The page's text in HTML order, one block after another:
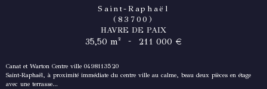
Saint-Raphaël
(83700)
HAVRE DE PAIX
35,50 m² - 211 000 €
Canat et Warton Centre ville 0498113520
Saint-Raphaël, à proximité immédiate du centre ville au calme, beau deux pièces en étage
avec une terrasse...